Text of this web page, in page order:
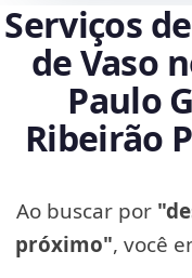
Serviços
de Vaso
Paulo
Ribeirão
Ao buscar por
próximo", você